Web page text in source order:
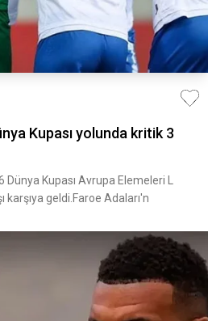
Kupası yolunda kritik 3
Dünya Kupası Avrupa Elemeleri L
karşıya geldi.Faroe Adaları'n